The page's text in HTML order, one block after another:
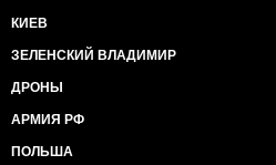
КИЕВ
ЗЕЛЕНСКИЙ ВЛАДИМИР
ДРОНЫ
АРМИЯ РФ
ПОЛЬША